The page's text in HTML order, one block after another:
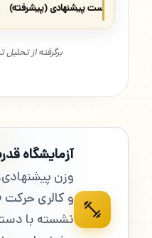
ست پیشنهادی (پیشرفته)
برگرفته از
آزمایشگاه
وزن
و کالری
نشسته با